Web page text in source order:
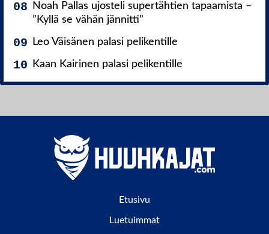
Noah Pallas ujosteli supertähtien tapaamista –
”Kyllä se vähän jännitti”
Leo Väisänen palasi pelikentille
Kaan Kairinen palasi pelikentille
Etusivu
Luetuimmat